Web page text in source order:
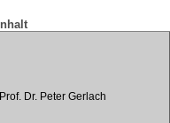
Inhalt
Prof. Dr. Peter Gerlach